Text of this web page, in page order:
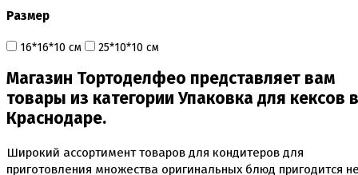
Размер
16*16*10 см 25*10*10 см
Магазин Тортоделфео представляет вам
товары из категории Упаковка для кексов в
Краснодаре.
Широкий ассортимент товаров для кондитеров для
приготовления множества оригинальных блюд пригодится